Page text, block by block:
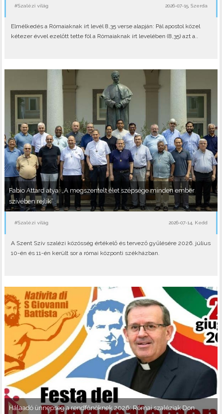
#Szalézi világ 2026-07-15, Szerda
Elmélkedés a Rómaiaknak írt levél 8,35 verse alapján: Pál apostol közel
kétezer évvel ezelőtt tette föl a Rómaiaknak írt levelében (8,35) azt a..
Fabio Attard atya: „A megszentelt élet szépsége minden ember
szívében rejlik”
#Szalézi világ 2026-07-14, Kedd
A Szent Szív szalézi közösség értékelő és tervező gyűlésére 2026. július
10-én és 11-én került sor a római központi székházban.
Hálaadó ünnepség a rendfőnöknek 2026: Római szaléziak Don